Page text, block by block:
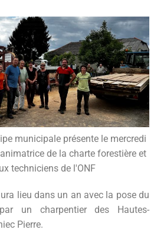
municipale présente le mercredi
de la charte forestière et
techniciens de l'ONF
lieu dans un an avec la pose du
un charpentier des Hautes-
Pierre.